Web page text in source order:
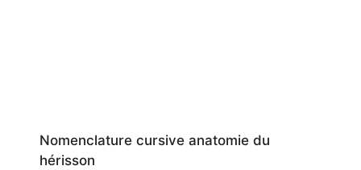
Nomenclature cursive anatomie du
hérisson